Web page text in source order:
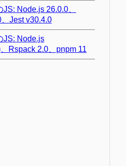
Node.js 26.0.0、
Jest v30.4.0
JS: Node.js
Rspack 2.0、pnpm 11